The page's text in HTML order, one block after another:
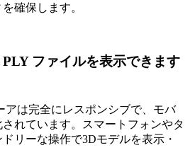
確保します。
ファイルを表示できます
アは完全にレスポンシブで、モバ
れています。スマートフォンやタ
リーな操作で3Dモデルを表示・